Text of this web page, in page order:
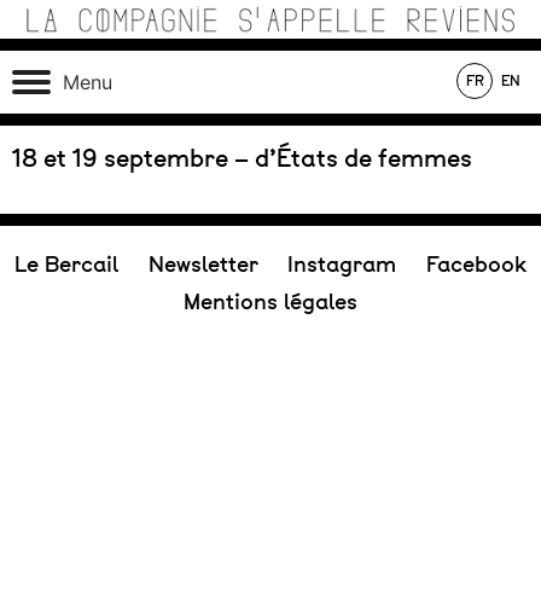
Skip
to
contentLa Compagnie s'Appelle
Théâtre de recherche où se croisent marionnettes,
matériaux, machines, acteurs et compositions sonores au
service d’une écriture poétique.
Menu FR EN
En tournée En création Au répertoire
18 et 19 septembre – d’États de femmes
Le Bercail Newsletter Instagram
Facebook
Mentions légales